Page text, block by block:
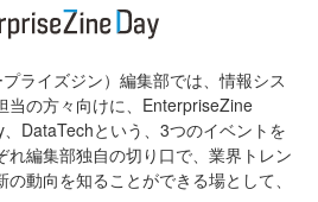
ライズジン）編集部では、情報シス
当の方々向けに、EnterpriseZine
DataTechという、3つのイベントを
れ編集部独自の切り口で、業界トレン
動向を知ることができる場として、